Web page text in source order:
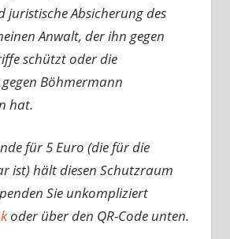
juristische Absicherung des
Anwalt, der ihn gegen
schützt oder die
Böhmermann
hat.
für 5 Euro (die für die
ist) hält diesen Schutzraum
Sie unkompliziert
oder über den QR-Code unten.